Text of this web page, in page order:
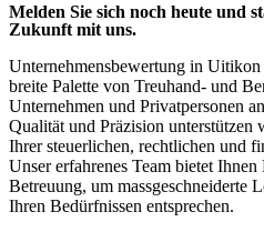
Melden Sie sich noch heute und
Zukunft mit uns.
Unternehmensbewertung in
breite Palette von Treuhand- und
Unternehmen und Privatpersonen
Qualität und Präzision
Ihrer steuerlichen, rechtlichen und
Unser erfahrenes Team bietet
Betreuung, um massgeschneiderte
Ihren Bedürfnissen entsprechen.